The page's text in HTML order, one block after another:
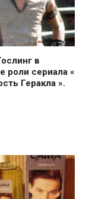
в
роли сериала «
Геракла ».